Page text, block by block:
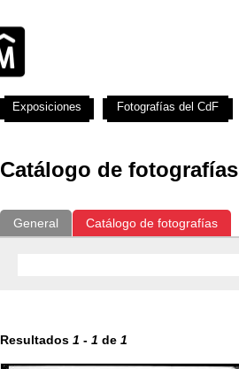
Catálogo de fotografías
General Catálogo de fotografías
Resultados 1 - 1 de 1
Exposiciones Fotografías del CdF